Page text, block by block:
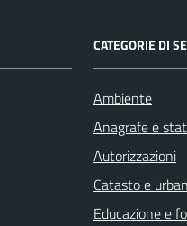
CATEGORIE DI
Ambiente
Anagrafe e
Autorizzazioni
Catasto e
Educazione e